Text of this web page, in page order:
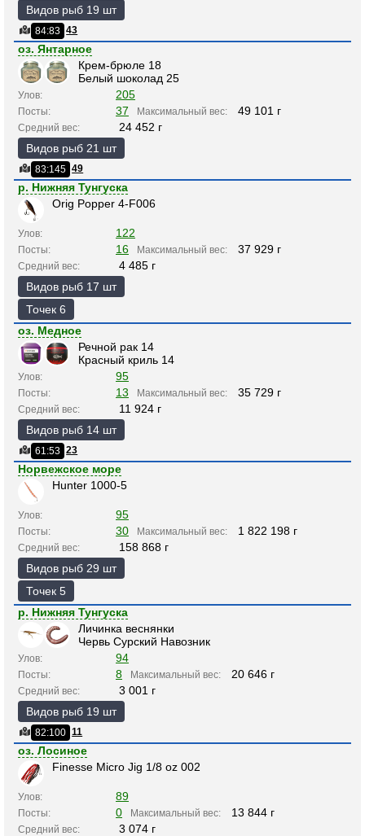
Видов рыб 19 шт
84:83 43
оз. Янтарное
Крем-брюле 18
Белый шоколад 25
Улов: 205
Посты: 37 Максимальный вес: 49 101 г
Средний вес:
24 452 г
Видов рыб 21 шт
83:145 49
р. Нижняя Тунгуска
Orig Popper 4-F006
Улов: 122
Посты: 16 Максимальный вес: 37 929 г
Средний вес:
4 485 г
Видов рыб 17 шт
Точек 6
оз. Медное
Речной рак 14
Красный криль 14
Улов: 95
Посты: 13 Максимальный вес: 35 729 г
Средний вес:
11 924 г
Видов рыб 14 шт
61:53 23
Норвежское море
Hunter 1000-5
Улов: 95
Посты: 30 Максимальный вес: 1 822 198 г
Средний вес:
158 868 г
Видов рыб 29 шт
Точек 5
р. Нижняя Тунгуска
Личинка веснянки
Червь Сурский Навозник
Улов: 94
Посты: 8 Максимальный вес: 20 646 г
Средний вес:
3 001 г
Видов рыб 19 шт
82:100 11
оз. Лосиное
Finesse Micro Jig 1/8 oz 002
Улов: 89
Посты: 0 Максимальный вес: 13 844 г
Средний вес:
3 074 г